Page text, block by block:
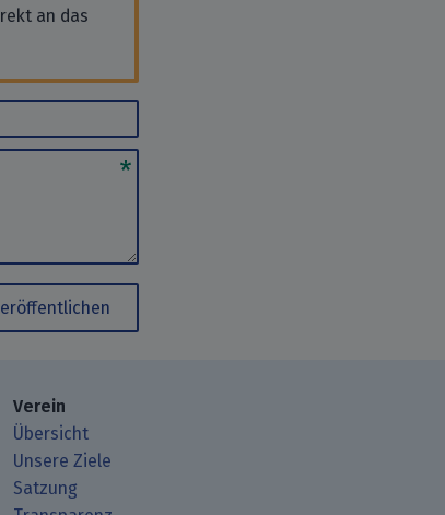
an das
Verein
Übersicht
Unsere Ziele
Satzung